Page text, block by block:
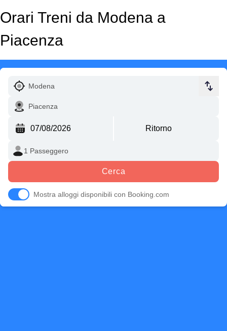
Orari Treni da Modena a
Piacenza
Cerca
Mostra alloggi disponibili con Booking.com